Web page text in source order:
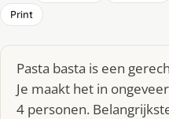
Print
Pasta basta is een
Je maakt het in
4 personen.